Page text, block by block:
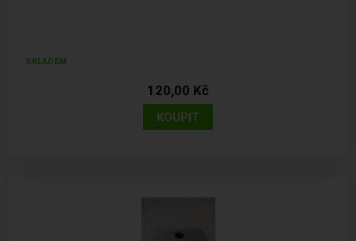
SKLADEM
120,00 Kč